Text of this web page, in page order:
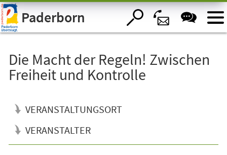
Visuelle
Assistenzsoftware
öffnen.Paderborn
Die Macht der Regeln! Zwischen
Freiheit und Kontrolle
VERANSTALTUNGSORT
VERANSTALTER